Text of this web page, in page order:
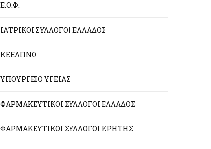
Ε.Ο.Φ.
ΙΑΤΡΙΚΟΙ ΣΥΛΛΟΓΟΙ ΕΛΛΑΔΟΣ
ΚΕΕΛΠΝΟ
ΥΠΟΥΡΓΕΙΟ ΥΓΕΙΑΣ
ΦΑΡΜΑΚΕΥΤΙΚΟΙ ΣΥΛΛΟΓΟΙ ΕΛΛΑΔΟΣ
ΦΑΡΜΑΚΕΥΤΙΚΟΙ ΣΥΛΛΟΓΟΙ ΚΡΗΤΗΣ